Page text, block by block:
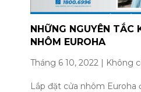
NHỮNG NGUYÊN
NHÔM EUROHA
Tháng 6 10, 2022 Không
Lắp đặt cửa nhôm